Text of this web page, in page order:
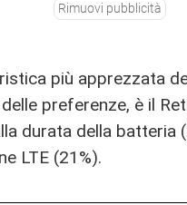
Rimuovi pubblicità
più apprezzata
preferenze, è il
durata della batteria
LTE (21%).